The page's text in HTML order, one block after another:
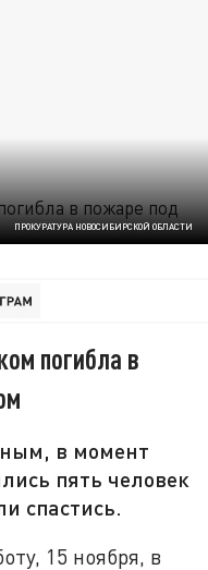
ПРОКУРАТУРА НОВОСИБИРСКОЙ ОБЛАСТИ
погибла в
в момент
пять человек
спастись.
15 ноября, в